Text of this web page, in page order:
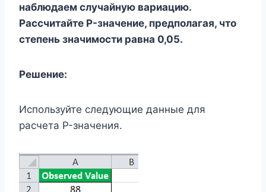
наблюдаем случайную вариацию.
Рассчитайте P-значение, предполагая, что
степень значимости равна 0,05.
Решение:
Используйте следующие данные для
расчета P-значения.